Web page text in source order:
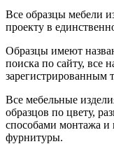
Все образцы мебели
проекту в
Образцы имеют
поиска по сайту, все
зарегистрированным
Все мебельные
образцов по цвету,
способами монтажа
фурнитуры.